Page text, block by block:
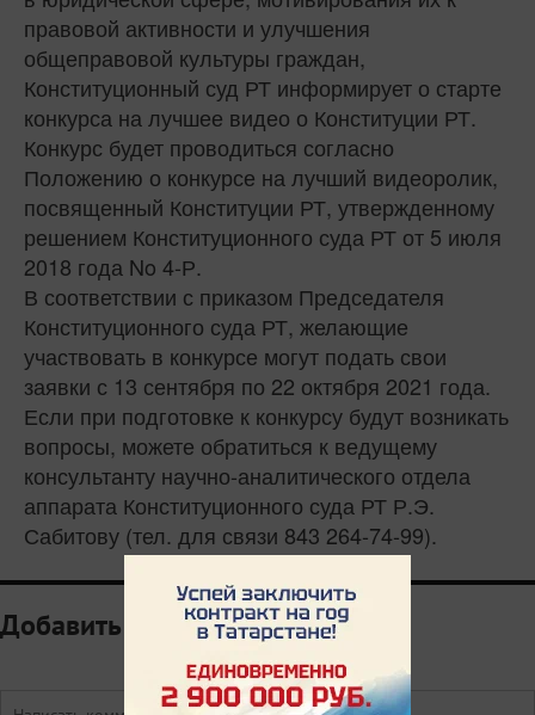
правовой активности и улучшения
общеправовой культуры граждан,
Конституционный суд РТ информирует о старте
конкурса на лучшее видео о Конституции РТ.
Конкурс будет проводиться согласно
Положению о конкурсе на лучший видеоролик,
посвященный Конституции РТ, утвержденному
решением Конституционного суда РТ от 5 июля
2018 года No 4-Р.
В соответствии с приказом Председателя
Конституционного суда РТ, желающие
участвовать в конкурсе могут подать свои
заявки с 13 сентября по 22 октября 2021 года.
Если при подготовке к конкурсу будут возникать
вопросы, можете обратиться к ведущему
консультанту научно-аналитического отдела
аппарата Конституционного суда РТ Р.Э.
Сабитову (тел. для связи 843 264-74-99).
Добавить комментарий